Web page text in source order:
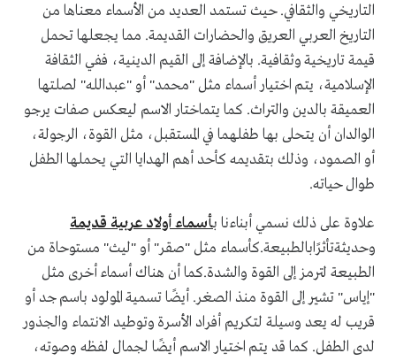
التاريخي والثقافي. حيث تستمد العديد من الأسماء معناها من
التاريخ العربي العريق والحضارات القديمة. مما يجعلها تحمل
قيمة تاريخية وثقافية. بالإضافة إلى القيم الدينية، ففي الثقافة
الإسلامية، يتم اختيار أسماء مثل "محمد" أو "عبدالله" لصلتها
العميقة بالدين والتراث. كما يتماختار الاسم ليعكس صفات يرجو
الوالدان أن يتحلى بها طفلهما في المستقبل، مثل القوة، الرجولة،
أو الصمود، وذلك بتقديمه كأحد أهم الهدايا التي يحملها الطفل
طوال حياته.
علاوة على ذلك نسمي أبناءنا بأسماء أولاد عربية قديمة
وحديثةتأثرًابالطبيعة.كأسماء مثل "صقر" أو "ليث" مستوحاة من
الطبيعة لترمز إلى القوة والشدة.كما أن هناك أسماء أخرى مثل
"إياس" تشير إلى القوة منذ الصغر. أيضًا تسمية المولود باسم جد أو
قريب له يعد وسيلة لتكريم أفراد الأسرة وتوطيد الانتماء والجذور
لدى الطفل. كما قد يتم اختيار الاسم أيضًا لجمال لفظه وصوته،